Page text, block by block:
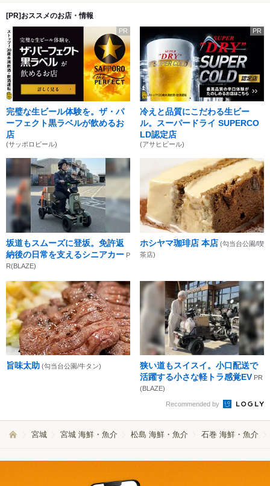
[PR]おススメのお店・情報
PR
完璧な生ビール体験を。ザ・パ
ーフェクト黒ラベルが飲めるお
店
(サッポロビール)
PR
冷えと品質にこだわる生ビー
ル。スーパードライ SUPERCO
LD認定店
(アサヒビール)
坂道もスムーズに登坂。免許返
納後の日常を支えるシニアカー P
R(BLAZE)
ホシヤマ珈琲店 本店 (勾当台公園/喫
茶店)
旨味太助 (勾当台公園/牛タン)
狭い道もスイスイ。小口配送で
活躍する小さな軽トラ感覚EV PR
(BLAZE)
Recommended by
宮城 宮城 海鮮・魚介 松島 海鮮・魚介 石巻 海鮮・魚介